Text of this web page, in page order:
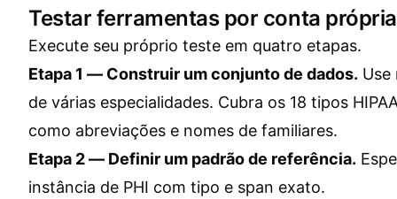
Testar ferramentas por conta própria
Execute seu próprio teste em quatro etapas.
Etapa 1 — Construir um conjunto de dados. Use
de várias especialidades. Cubra os 18 tipos
como abreviações e nomes de familiares.
Etapa 2 — Definir um padrão de referência.
instância de PHI com tipo e span exato.